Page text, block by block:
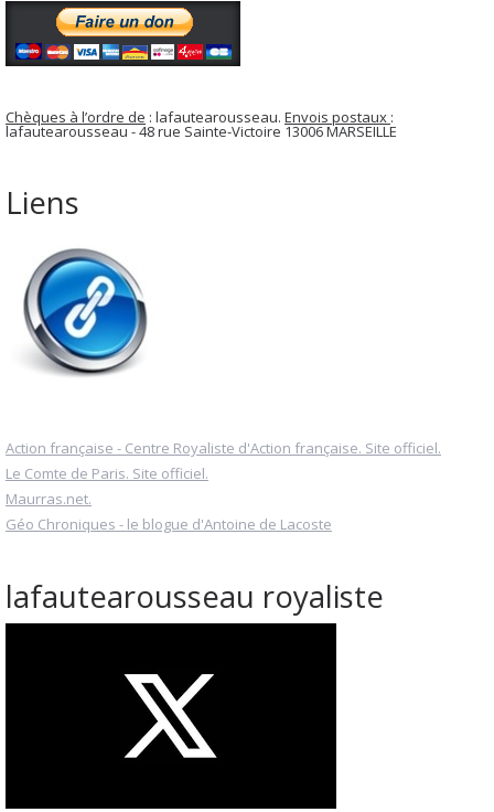
Chèques à l’ordre de : lafautearousseau. Envois postaux :
lafautearousseau - 48 rue Sainte-Victoire 13006 MARSEILLE
Liens
Action française - Centre Royaliste d'Action française. Site officiel.
Le Comte de Paris. Site officiel.
Maurras.net.
Géo Chroniques - le blogue d'Antoine de Lacoste
lafautearousseau royaliste